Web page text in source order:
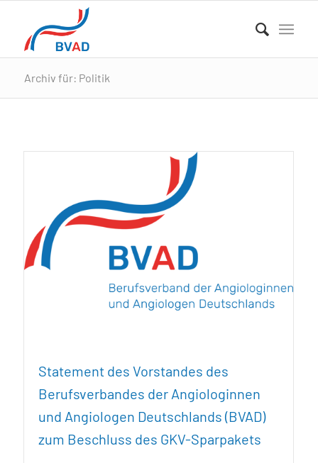
Archiv für: Politik
Statement des Vorstandes des
Berufsverbandes der Angiologinnen
und Angiologen Deutschlands (BVAD)
zum Beschluss des GKV-Sparpakets